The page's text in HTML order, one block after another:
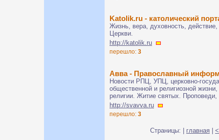
Katolik.ru - католический
Жизнь, вера, духовность,
Церкви.
http://katolik.ru
перешло: 3
Авва - Православный
Новости РПЦ, УПЦ, церковно-
общественной и религиозной
религии. Житие святых. Проповеди,
http://svavva.ru
перешло: 3
Страницы: | главная